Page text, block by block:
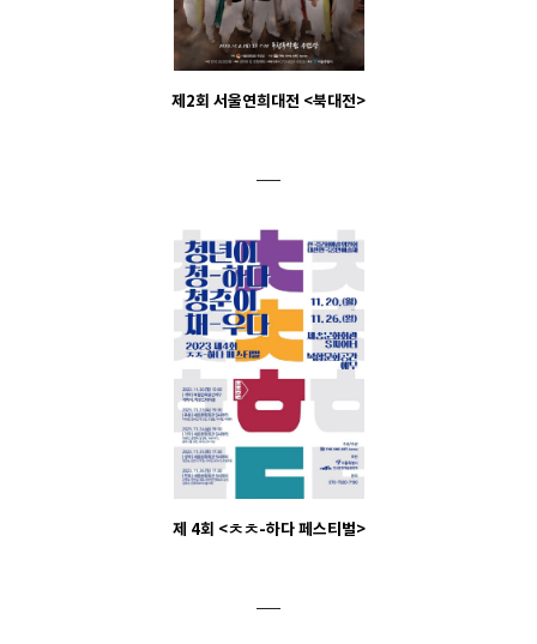
제2회 서울연희대전 <북대전>
제 4회 <ㅊㅊ-하다 페스티벌>